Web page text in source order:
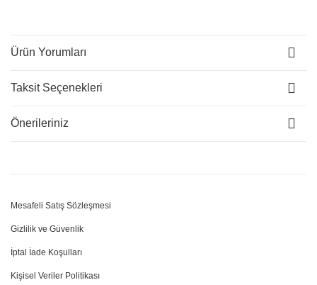
Ürün Yorumları
Taksit Seçenekleri
Önerileriniz
Mesafeli Satış Sözleşmesi
Gizlilik ve Güvenlik
İptal İade Koşulları
Kişisel Veriler Politikası